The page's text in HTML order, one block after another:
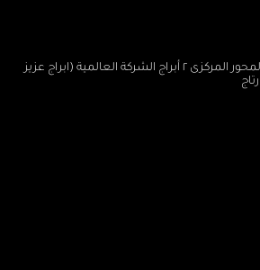
السادس من اكتوبر المحور المركزى ٢ أبراج الشركة العالمية (ابراج عزيز